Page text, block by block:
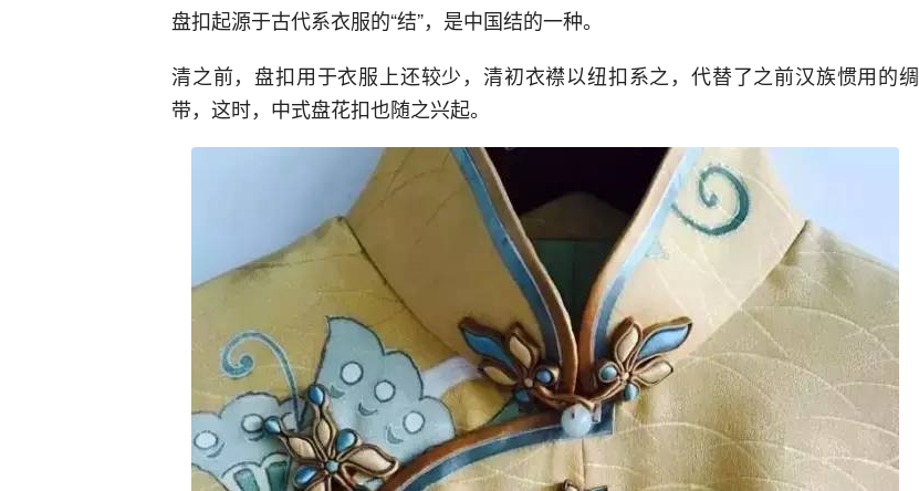
盘扣起源于古代系衣服的“结”，是中国结的一种。
清之前，盘扣用于衣服上还较少，清初衣襟以纽扣系之，代替了之前汉族惯用的绸
带，这时，中式盘花扣也随之兴起。